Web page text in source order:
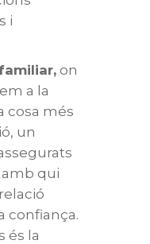
i
on
a la
cosa més
un
qui
confiança.
és la